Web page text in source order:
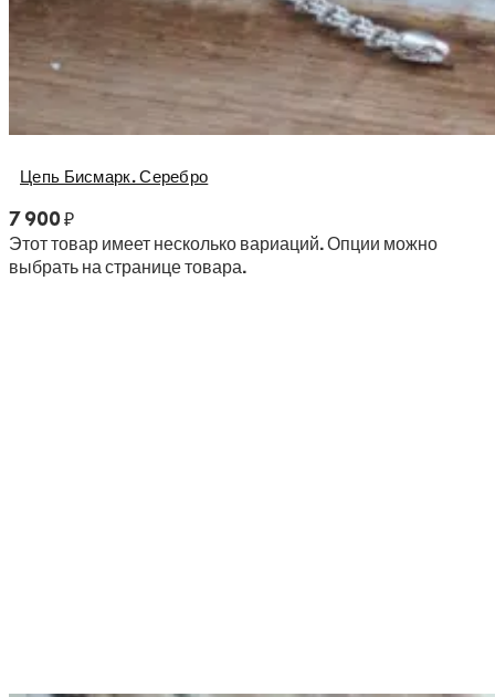
Цепь Бисмарк. Серебро
7 900₽
Этот товар имеет несколько вариаций. Опции можно
выбрать на странице товара.